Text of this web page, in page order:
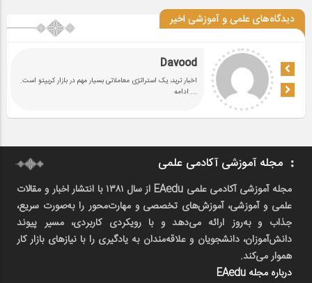
دیدگاه‌های علمی و آموزشی اخیر
Davood
اخبار ترید، یک استراتژی معاملاتی بسیار مهم در بازار کریپتو است.
... ادامه
مجله آموزشی آکادمی علمی
مجله آموزشی آکادمی علمی EAedu از سال ۱۳۸۱ با انتشار اخبار و مقالات
علمی و آموزشی، آموزش‌های تخصصی و مهارت‌محور را به‌صورت سریع،
جذاب و به‌روز ارائه می‌دهد و با رویکردی کاربردی، مسیر پیوند
دانش‌آموزان، دانشجویان و علاقه‌مندان به یادگیری را با نیازهای بازار کار
هموار می‌کند.
درباره مجله EAedu